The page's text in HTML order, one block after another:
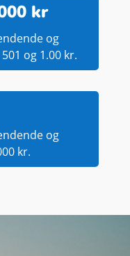
kr
og
og 1.00 kr.
og
kr.